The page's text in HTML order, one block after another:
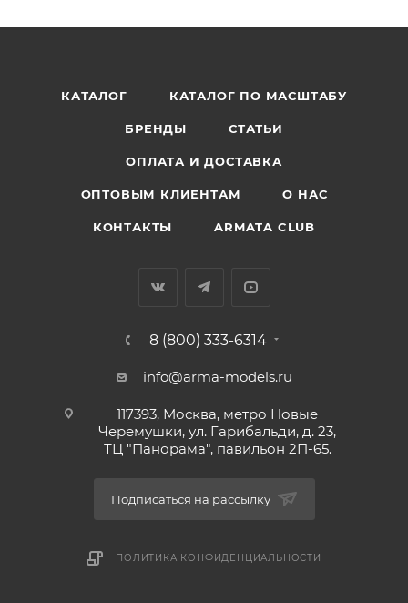
КАТАЛОГ КАТАЛОГ ПО МАСШТАБУ
БРЕНДЫ СТАТЬИ
ОПЛАТА И ДОСТАВКА
ОПТОВЫМ КЛИЕНТАМ О НАС
КОНТАКТЫ ARMATA CLUB
8 (800) 333-6314
info@arma-models.ru
117393, Москва, метро Новые
Черемушки, ул. Гарибальди, д. 23,
ТЦ "Панорама", павильон 2П-65.
Подписаться на рассылку
ПОЛИТИКА КОНФИДЕНЦИАЛЬНОСТИ